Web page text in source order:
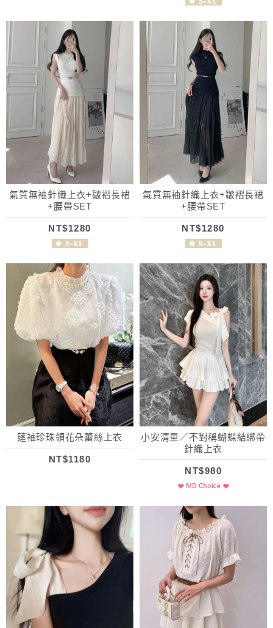
氣質無袖針織上衣+皺褶長裙
+腰帶SET
NT$1280
氣質無袖針織上衣+皺褶長裙
+腰帶SET
NT$1280
蓬袖珍珠領花朵蕾絲上衣
NT$1180
小安清單／不對稱蝴蝶結綁帶
針織上衣
NT$980